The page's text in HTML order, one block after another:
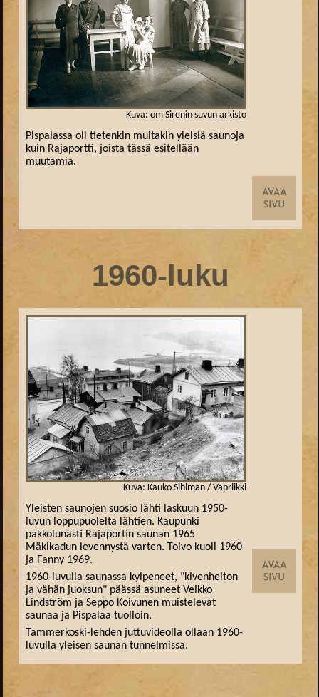
Kuva: om Sirenin suvun arkisto
Pispalassa oli tietenkin muitakin yleisiä saunoja
kuin Rajaportti, joista tässä esitellään
muutamia.
1960-luku
Kuva: Kauko Sihlman / Vapriikki
Yleisten saunojen suosio lähti laskuun 1950-
luvun loppupuolelta lähtien. Kaupunki
pakkolunasti Rajaportin saunan 1965
Mäkikadun levennystä varten. Toivo kuoli 1960
ja Fanny 1969.
1960-luvulla saunassa kylpeneet, "kivenheiton
ja vähän juoksun" päässä asuneet Veikko
Lindström ja Seppo Koivunen muistelevat
saunaa ja Pispalaa tuolloin.
Tammerkoski-lehden juttuvideolla ollaan 1960-
luvulla yleisen saunan tunnelmissa.